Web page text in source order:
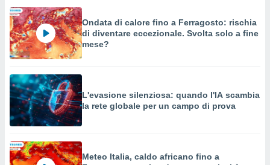
Ondata di calore fino a Ferragosto: rischia
di diventare eccezionale. Svolta solo a fine
mese?
L'evasione silenziosa: quando l'IA scambia
la rete globale per un campo di prova
Meteo Italia, caldo africano fino a